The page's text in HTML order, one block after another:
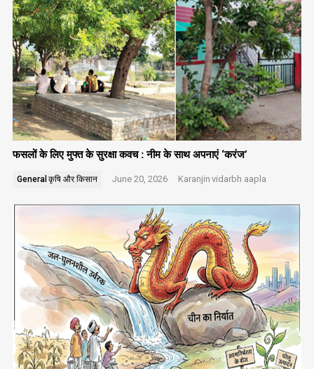
फसलों के लिए मुफ्त के सुरक्षा कवच : नीम के साथ अपनाएं ‘करंज’
General कृषि और किसान June 20, 2026 Karanjin vidarbh aapla